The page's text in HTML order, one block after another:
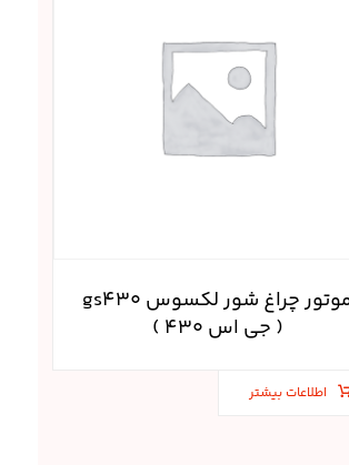
موتور چراغ شور لکسوس gs۴۳۰
( جی اس ۴۳۰ )
اطلاعات بیشتر